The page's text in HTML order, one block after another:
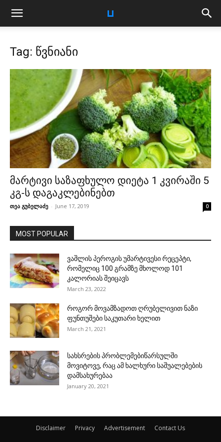
Tag: წვნიანი
მარტივი საზაფხულო დიეტა 1 კვირაში 5
კგ-ს დაგაკლებინებთ
თეა გუბელაძე - June 17, 2019 0
MOST POPULAR
ვაშლის პეროგის უმარტივესი რეცეპტი,
რომელიც 100 გრამზე მხოლოდ 101
კალორიას შეიცავს
March 23, 2022
როგორ მოვამზადოთ ღრუბელივით ნაზი
ფუნთუშები საკუთარი ხელით
March 21, 2021
სახსრების პრობლემებიწარსულში
მოვიტოვე, რაც ამ ხალხური საშუალებების
დამსახურებაა
January 20, 2021
Disclaimer Privacy Advertisement Contact Us